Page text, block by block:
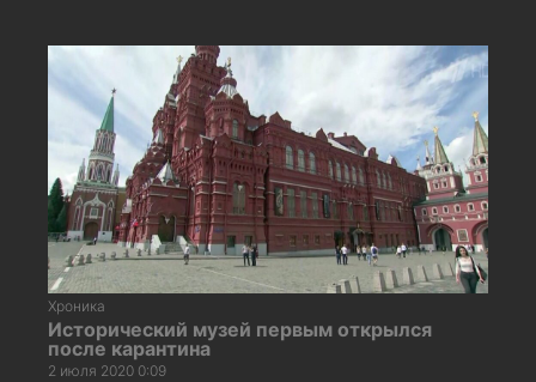
Хроника
Исторический музей первым открылся
после карантина
2 июля 2020 0:09